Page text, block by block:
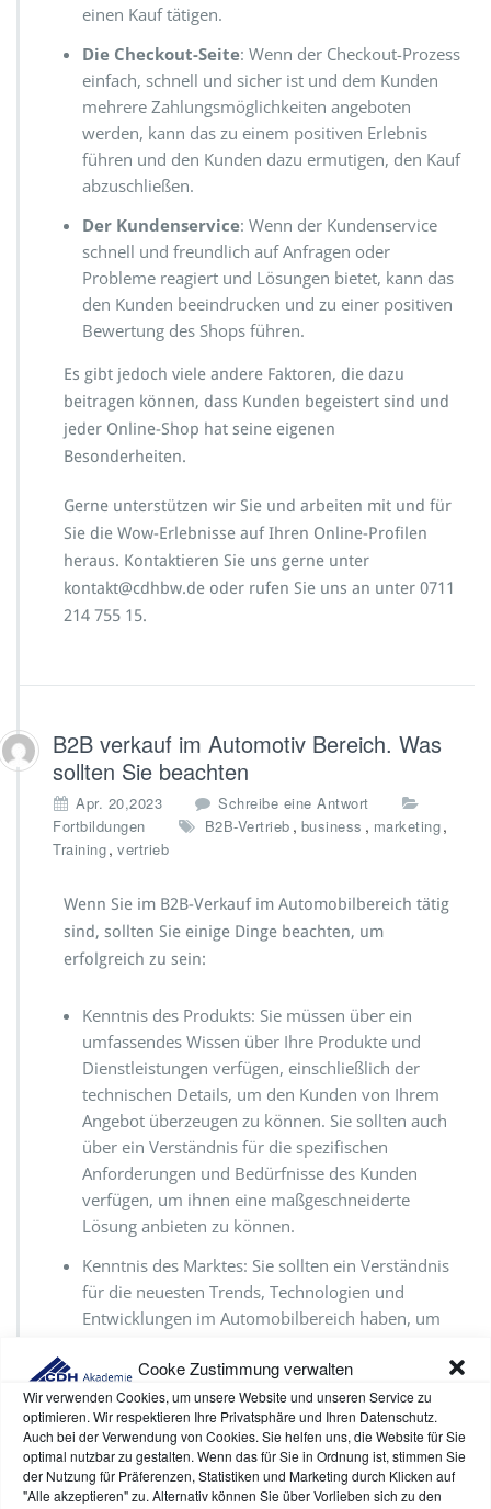
Cooke Zustimmung verwalten
Wir verwenden Cookies, um unsere Website und unseren Service zu
optimieren. Wir respektieren Ihre Privatsphäre und Ihren Datenschutz.
Auch bei der Verwendung von Cookies. Sie helfen uns, die Website für Sie
optimal nutzbar zu gestalten. Wenn das für Sie in Ordnung ist, stimmen Sie
der Nutzung für Präferenzen, Statistiken und Marketing durch Klicken auf
"Alle akzeptieren" zu. Alternativ können Sie über Vorlieben sich zu den
einen Kauf tätigen.
Die Checkout-Seite: Wenn der Checkout-Prozess
einfach, schnell und sicher ist und dem Kunden
mehrere Zahlungsmöglichkeiten angeboten
werden, kann das zu einem positiven Erlebnis
führen und den Kunden dazu ermutigen, den Kauf
abzuschließen.
Der Kundenservice: Wenn der Kundenservice
schnell und freundlich auf Anfragen oder
Probleme reagiert und Lösungen bietet, kann das
den Kunden beeindrucken und zu einer positiven
Bewertung des Shops führen.
Es gibt jedoch viele andere Faktoren, die dazu
beitragen können, dass Kunden begeistert sind und
jeder Online-Shop hat seine eigenen
Besonderheiten.
Gerne unterstützen wir Sie und arbeiten mit und für
Sie die Wow-Erlebnisse auf Ihren Online-Profilen
heraus. Kontaktieren Sie uns gerne unter
kontakt@cdhbw.de oder rufen Sie uns an unter 0711
214 755 15.
B2B verkauf im Automotiv Bereich. Was
sollten Sie beachten
Apr. 20,2023
Schreibe eine Antwort
Fortbildungen
B2B-Vertrieb , business , marketing,
Training, vertrieb
Wenn Sie im B2B-Verkauf im Automobilbereich tätig
sind, sollten Sie einige Dinge beachten, um
erfolgreich zu sein:
Kenntnis des Produkts: Sie müssen über ein
umfassendes Wissen über Ihre Produkte und
Dienstleistungen verfügen, einschließlich der
technischen Details, um den Kunden von Ihrem
Angebot überzeugen zu können. Sie sollten auch
über ein Verständnis für die spezifischen
Anforderungen und Bedürfnisse des Kunden
verfügen, um ihnen eine maßgeschneiderte
Lösung anbieten zu können.
Kenntnis des Marktes: Sie sollten ein Verständnis
für die neuesten Trends, Technologien und
Entwicklungen im Automobilbereich haben, um
mit den neuesten Lösungen versorgen zu können.
Beziehungsaufbau: Der Aufbau von Beziehungen
zu Kunden ist entscheidend für den Erfolg im B2B-
Verkauf. Sie sollten sich bemühen, vertrauensvolle
Beziehungen zu Kunden aufzubauen, indem Sie